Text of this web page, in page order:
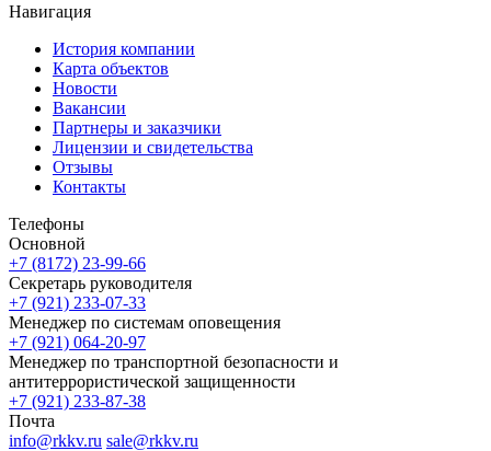
Навигация
История компании
Карта объектов
Новости
Вакансии
Партнеры и заказчики
Лицензии и свидетельства
Отзывы
Контакты
Телефоны
Основной
+7 (8172) 23-99-66
Секретарь руководителя
+7 (921) 233-07-33
Менеджер по системам оповещения
+7 (921) 064-20-97
Менеджер по транспортной безопасности и
антитеррористической защищенности
+7 (921) 233-87-38
Почта
info@rkkv.ru sale@rkkv.ru